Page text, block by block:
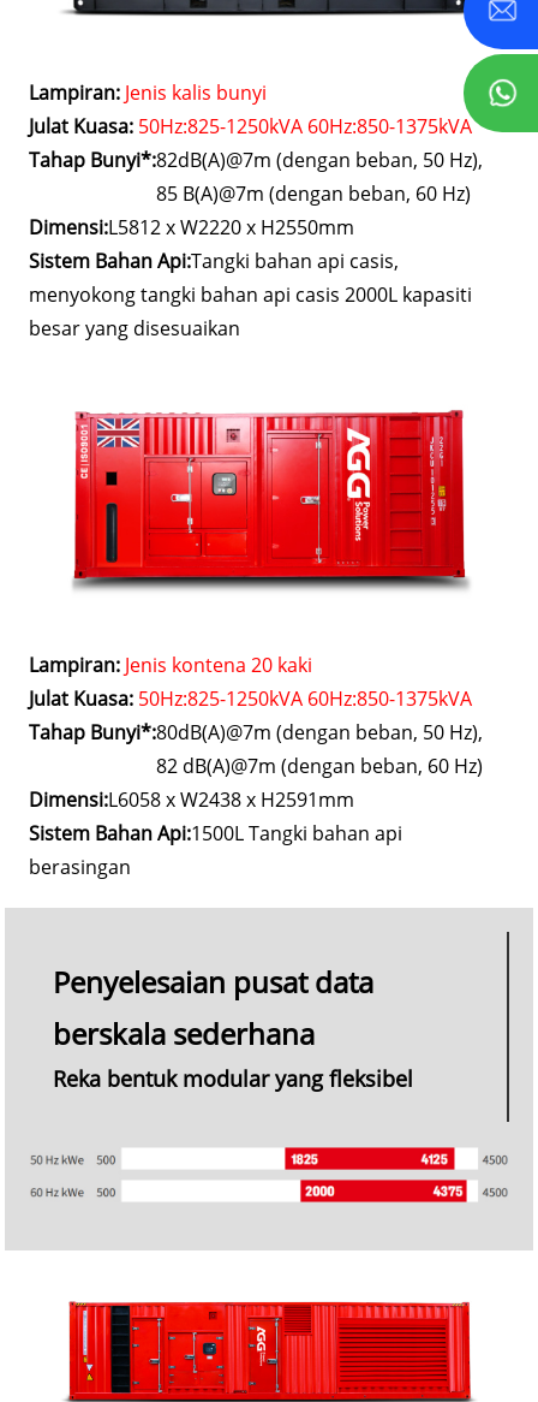
Lampiran: Jenis kalis bunyi
Julat Kuasa: 50Hz:825-1250kVA 60Hz:850-1375kVA
Tahap Bunyi*:82dB(A)@7m (dengan beban, 50 Hz),
85 B(A)@7m (dengan beban, 60 Hz)
Dimensi:L5812 x W2220 x H2550mm
Sistem Bahan Api:Tangki bahan api casis,
menyokong tangki bahan api casis 2000L kapasiti
besar yang disesuaikan
Lampiran: Jenis kontena 20 kaki
Julat Kuasa: 50Hz:825-1250kVA 60Hz:850-1375kVA
Tahap Bunyi*:80dB(A)@7m (dengan beban, 50 Hz),
82 dB(A)@7m (dengan beban, 60 Hz)
Dimensi:L6058 x W2438 x H2591mm
Sistem Bahan Api:1500L Tangki bahan api
berasingan
Penyelesaian pusat data
berskala sederhana
Reka bentuk modular yang fleksibel